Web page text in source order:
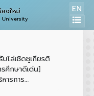
งใหม่
University
EN
โล่เชิดชูเกียรติ
รศึกษาดีเด่น]
รการ...